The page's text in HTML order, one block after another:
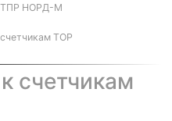
ТПР НОРД-М
ТОР
счетчикам